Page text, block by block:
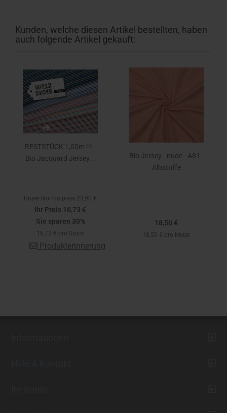
Kunden, welche diesen Artikel bestellten, haben
auch folgende Artikel gekauft:
RESTSTÜCK 1,00m !!! -
Bio Jacquard Jersey...
Unser Normalpreis 23,90 €
Ihr Preis 16,73 €
Sie sparen 30%
16,73 € pro Stück
Produkterinnerung
Bio Jersey - nude - A81 -
Albstoffe
18,50 €
18,50 € pro Meter